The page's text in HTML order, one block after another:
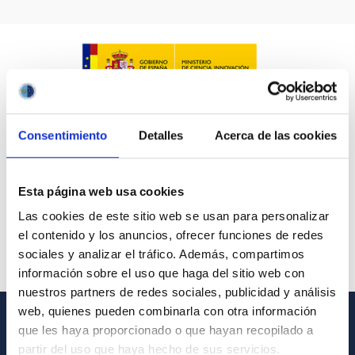
Consentimiento Detalles Acerca de las cookies
Esta página web usa cookies
Las cookies de este sitio web se usan para personalizar
el contenido y los anuncios, ofrecer funciones de redes
sociales y analizar el tráfico. Además, compartimos
información sobre el uso que haga del sitio web con
nuestros partners de redes sociales, publicidad y análisis
web, quienes pueden combinarla con otra información
que les haya proporcionado o que hayan recopilado a
partir del uso que haya hecho de sus servicios.
GENERAL INFORMATION